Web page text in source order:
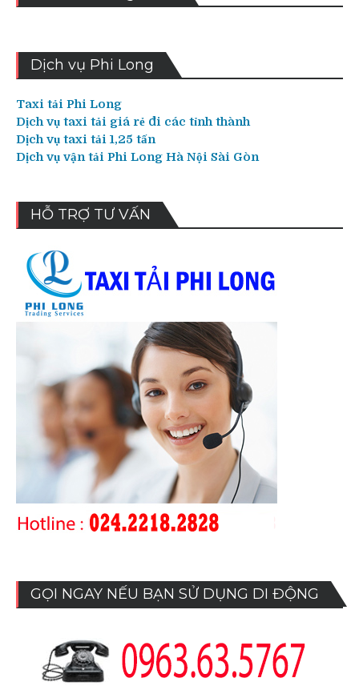
Dịch vụ Phi Long
Taxi tải Phi Long
Dịch vụ taxi tải giá rẻ đi các tỉnh thành
Dịch vụ taxi tải 1,25 tấn
Dịch vụ vận tải Phi Long Hà Nội Sài Gòn
HỖ TRỢ TƯ VẤN
GỌI NGAY NẾU BẠN SỬ DỤNG DI ĐỘNG